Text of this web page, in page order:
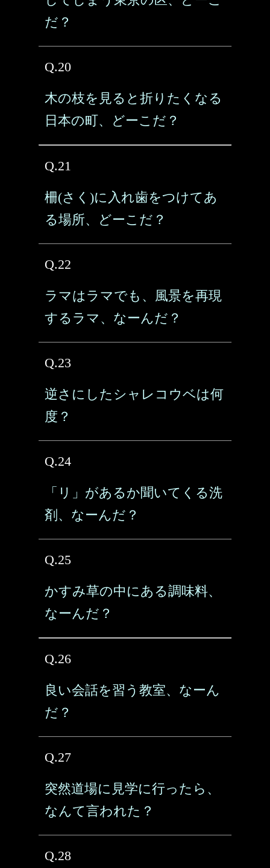
だ？
Q.20
木の枝を見ると折りたくなる
日本の町、どーこだ？
Q.21
柵(さく)に入れ歯をつけてあ
る場所、どーこだ？
Q.22
ラマはラマでも、風景を再現
するラマ、なーんだ？
Q.23
逆さにしたシャレコウベは何
度？
Q.24
「リ」があるか聞いてくる洗
剤、なーんだ？
Q.25
かすみ草の中にある調味料、
なーんだ？
Q.26
良い会話を習う教室、なーん
だ？
Q.27
突然道場に見学に行ったら、
なんて言われた？
Q.28